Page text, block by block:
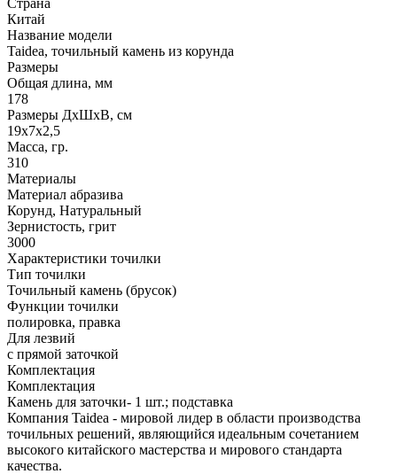
Китай
Название модели
Taidea, точильный камень из корунда
Размеры
Общая длина, мм
178
Размеры ДхШхВ, см
19х7х2,5
Масса, гр.
310
Материалы
Материал абразива
Корунд, Натуральный
Зернистость, грит
3000
Характеристики точилки
Тип точилки
Точильный камень (брусок)
Функции точилки
полировка, правка
Для лезвий
с прямой заточкой
Комплектация
Комплектация
Камень для заточки- 1 шт.; подставка
Компания Taidea - мировой лидер в области производства
точильных решений, являющийся идеальным сочетанием
высокого китайского мастерства и мирового стандарта
качества.